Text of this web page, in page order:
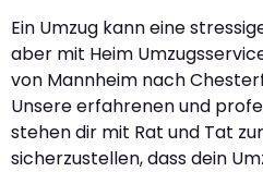
Ein Umzug kann eine
aber mit Heim
von Mannheim nach
Unsere erfahrenen und
stehen dir mit Rat und Tat
sicherzustellen, dass dein